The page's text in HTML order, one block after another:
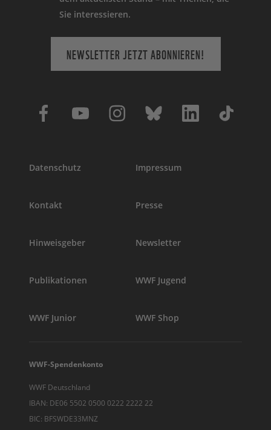
Sie interessieren.
NEWSLETTER JETZT ABONNIEREN!
Datenschutz Impressum
Kontakt Presse
Hinweisgeber Newsletter
Publikationen WWF Jugend
WWF Junior WWF Shop
WWF-Spendenkonto
WWF Deutschland
IBAN: DE06 5502 0500 0222 2222 22
BIC: BFSWDE33MNZ